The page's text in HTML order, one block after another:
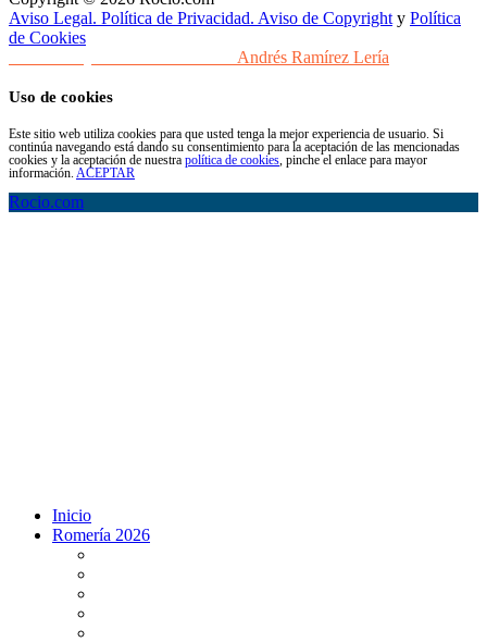
Aviso Legal. Política de Privacidad. Aviso de Copyright y Política
de Cookies
Andrés Ramírez Lería
Uso de cookies
Este sitio web utiliza cookies para que usted tenga la mejor experiencia de usuario. Si
continúa navegando está dando su consentimiento para la aceptación de las mencionadas
cookies y la aceptación de nuestra política de cookies , pinche el enlace para mayor
información. ACEPTAR
Rocio.com
Inicio
Romería 2026